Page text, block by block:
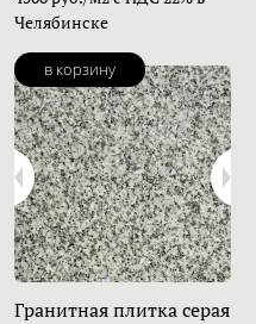
Челябинске
в корзину
Гранитная плитка серая